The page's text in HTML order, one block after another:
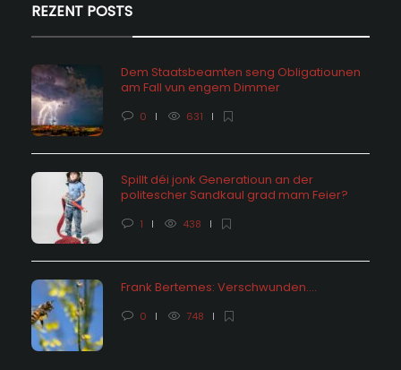
REZENT POSTS
Dem Staatsbeamten seng Obligatiounen
am Fall vun engem Dimmer
0 631
Spillt déi jonk Generatioun an der
politescher Sandkaul grad mam Feier?
1 438
Frank Bertemes: Verschwunden….
0 748